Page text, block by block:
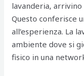
lavanderia,
Questo conferisce
all’esperienza. La
ambiente dove si
fisico in una